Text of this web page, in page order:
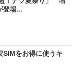
登場...
SIMをお得に使うキ